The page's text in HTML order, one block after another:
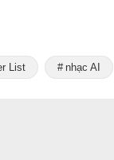
List nhạc AI